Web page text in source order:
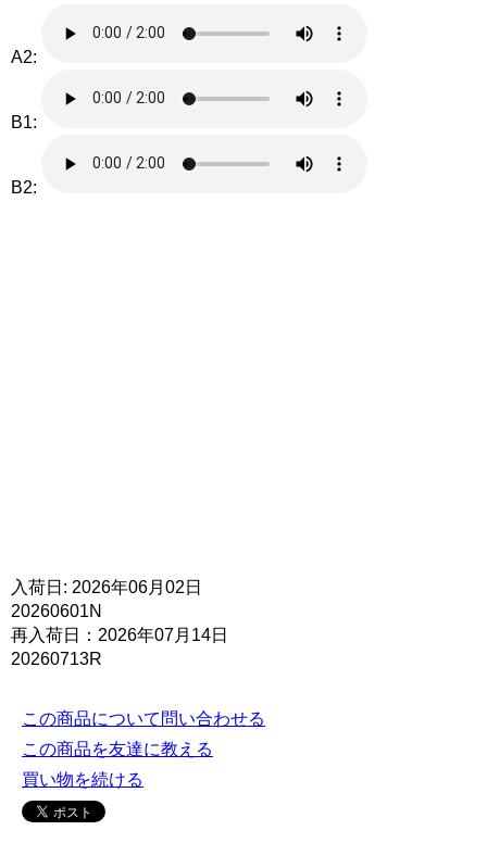
A2:
B1:
B2:
入荷日: 2026年06月02日
20260601N
再入荷日：2026年07月14日
20260713R
この商品について問い合わせる
この商品を友達に教える
買い物を続ける